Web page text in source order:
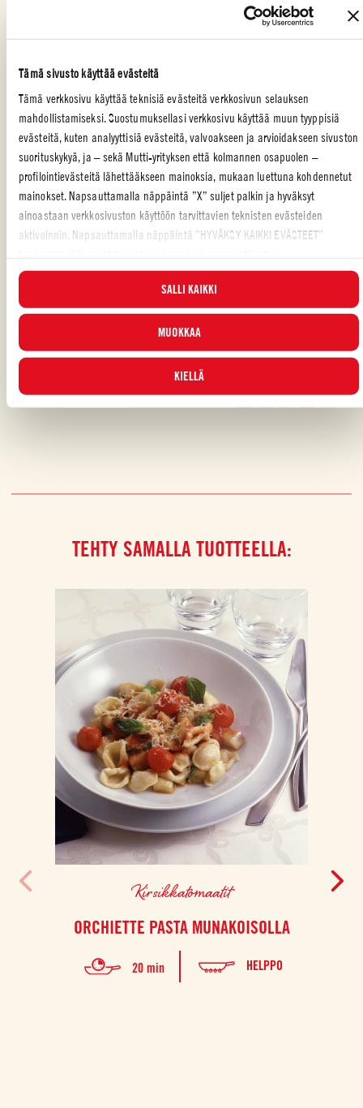
Tämä sivusto käyttää evästeitä
Tämä verkkosivu käyttää teknisiä evästeitä verkkosivun selauksen
mahdollistamiseksi. Suostumuksellasi verkkosivu käyttää muun tyyppisiä
evästeitä, kuten analyyttisiä evästeitä, valvoakseen ja arvioidakseen sivuston
suorituskykyä, ja – sekä Mutti-yrityksen että kolmannen osapuolen –
profilointievästeitä lähettääkseen mainoksia, mukaan luettuna kohdennetut
mainokset. Napsauttamalla näppäintä ”X” suljet palkin ja hyväksyt
ainoastaan verkkosivuston käyttöön tarvittavien teknisten evästeiden
aktivoinnin. Napsauttamalla näppäintä ”HYVÄKSY KAIKKI EVÄSTEET”
profilointievästeet. Voit valita milloin tahansa, mitkä evästeet hyväksyt, ja
katsella päivitettyä evästeluetteloa ”HALLINNOI”-painikkeesta. Lisätietoja
varten tutustuEvästekäytäntöömme.
SALLI KAIKKI
MUOKKAA
KIELLÄ
kirsikkatomaatit ja konsentroitu tomaatti ja sekoita hyvin.
Lisää myös revitty timjami ja muutama basilikanlehti. Mausta
pippurilla. Kaada keitetty ohra ja parmesaani pataan. Keitä
muutama minuutti. Lisää muutama ruokalusikallinen haaleaa
vettä, jos seos kuivuu liikaa. Jatka sekoittamista, kunnes orzotto on
kermaista.
Annostele orzottoa neljälle lautaselle ja tarjoa lisäksi paahdettuja
pinjansiemeniä, muutama teelusikallinen pestoa ja tuoretta
basilikaa.
PERHE,ITALIALAINEN
Piditkö reseptistä?
ARVOSTELE JA JAA KAVEREILLESI
TEHTY SAMALLA TUOTTEELLA:
Kirsikkatomaatit
ORCHIETTE PASTA MUNAKOISOLLA
20 min HELPPO